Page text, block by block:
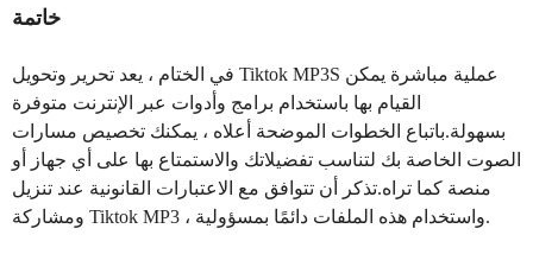
خاتمة
في الختام ، يعد تحرير وتحويل Tiktok MP3S عملية مباشرة يمكن
القيام بها باستخدام برامج وأدوات عبر الإنترنت متوفرة
بسهولة.باتباع الخطوات الموضحة أعلاه ، يمكنك تخصيص مسارات
الصوت الخاصة بك لتناسب تفضيلاتك والاستمتاع بها على أي جهاز أو
منصة كما تراه.تذكر أن تتوافق مع الاعتبارات القانونية عند تنزيل
ومشاركة Tiktok MP3 ، واستخدام هذه الملفات دائمًا بمسؤولية.